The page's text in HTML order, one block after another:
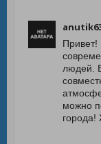
Привет!
людей.
можно
города!